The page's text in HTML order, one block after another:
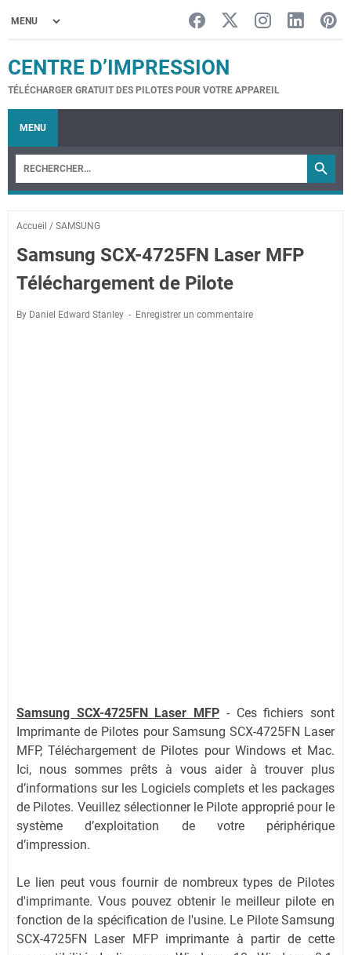
CENTRE D’IMPRESSION
TÉLÉCHARGER GRATUIT DES PILOTES POUR VOTRE APPAREIL
MENU
Accueil / SAMSUNG
Samsung SCX-4725FN Laser MFP
Téléchargement de Pilote
By Daniel Edward Stanley Enregistrer un commentaire
Samsung SCX-4725FN Laser MFP - Ces fichiers sont
Imprimante de Pilotes pour Samsung SCX-4725FN Laser
MFP, Téléchargement de Pilotes pour Windows et Mac.
Ici, nous sommes prêts à vous aider à trouver plus
d’informations sur les Logiciels complets et les packages
de Pilotes. Veuillez sélectionner le Pilote approprié pour le
système d’exploitation de votre périphérique
d’impression.
Le lien peut vous fournir de nombreux types de Pilotes
d'imprimante. Vous pouvez obtenir le meilleur pilote en
fonction de la spécification de l'usine. Le Pilote Samsung
SCX-4725FN Laser MFP imprimante à partir de cette